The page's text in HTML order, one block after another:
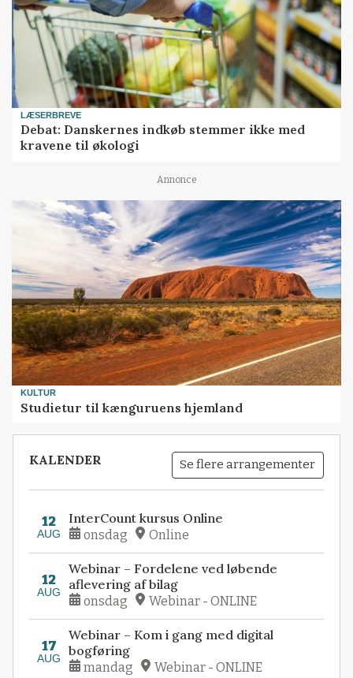
LÆSERBREVE
Debat: Danskernes indkøb stemmer ikke med
kravene til økologi
Annonce
KULTUR
Studietur til kænguruens hjemland
KALENDER Se flere arrangementer
12
AUG
InterCount kursus Online
onsdag Online
12
AUG
Webinar – Fordelene ved løbende
aflevering af bilag
onsdag Webinar - ONLINE
17
AUG
Webinar – Kom i gang med digital
bogføring
mandag Webinar - ONLINE